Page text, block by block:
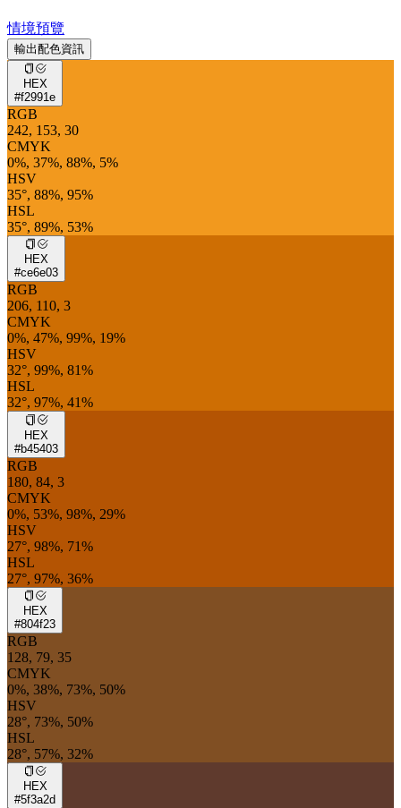
情境預覽
輸出配色資訊
HEX
#f2991e
RGB
242, 153, 30
CMYK
0%, 37%, 88%, 5%
HSV
35°, 88%, 95%
HSL
35°, 89%, 53%
HEX
#ce6e03
RGB
206, 110, 3
CMYK
0%, 47%, 99%, 19%
HSV
32°, 99%, 81%
HSL
32°, 97%, 41%
HEX
#b45403
RGB
180, 84, 3
CMYK
0%, 53%, 98%, 29%
HSV
27°, 98%, 71%
HSL
27°, 97%, 36%
HEX
#804f23
RGB
128, 79, 35
CMYK
0%, 38%, 73%, 50%
HSV
28°, 73%, 50%
HSL
28°, 57%, 32%
HEX
#5f3a2d